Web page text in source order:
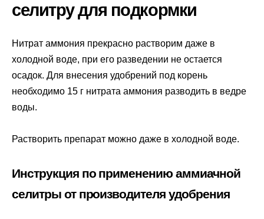
селитру для подкормки
Нитрат аммония прекрасно растворим даже в
холодной воде, при его разведении не остается
осадок. Для внесения удобрений под корень
необходимо 15 г нитрата аммония разводить в ведре
воды.
Растворить препарат можно даже в холодной воде.
Инструкция по применению аммиачной
селитры от производителя удобрения